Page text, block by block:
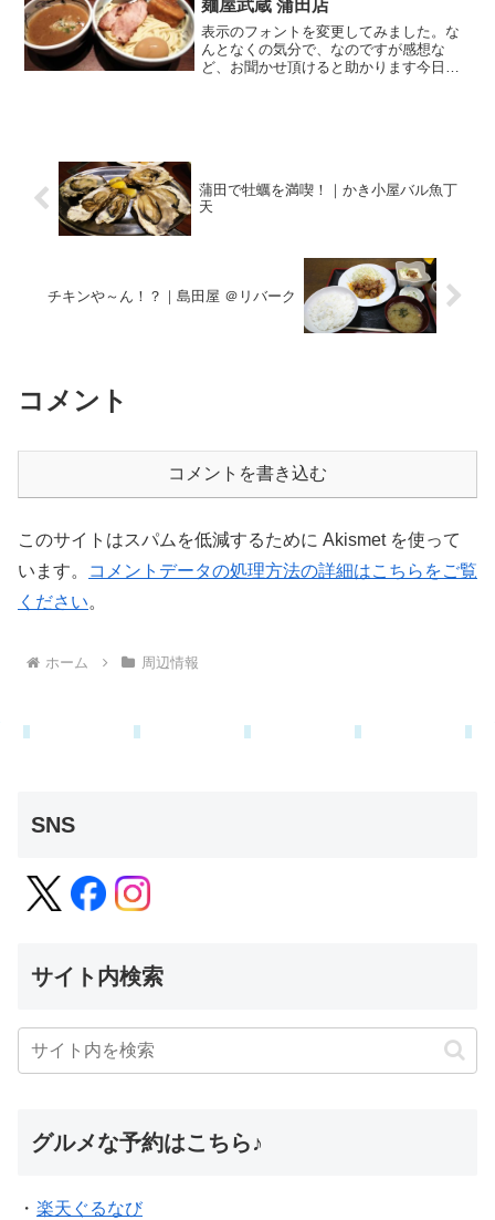
麺屋武蔵 蒲田店
表示のフォントを変更してみました。な
んとなくの気分で、なのですが感想な
ど、お聞かせ頂けると助かります今日の
蒲田で牡蠣を満喫！｜かき小屋バル魚丁
天
チキンや～ん！？｜島田屋 ＠リバーク
コメント
コメントを書き込む
このサイトはスパムを低減するために Akismet を使って
います。
コメントデータの処理方法の詳細はこちらをご覧
ください。
ホーム 周辺情報
SNS
サイト内検索
グルメな予約はこちら♪
・ 楽天ぐるなび